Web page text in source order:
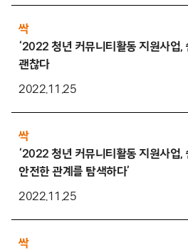
싹
‘2022 청년 커뮤니티활동 지원사업,
괜찮다
2022.11.25
싹
‘2022 청년 커뮤니티활동 지원사업,
안전한 관계를 탐색하다’
2022.11.25
싹